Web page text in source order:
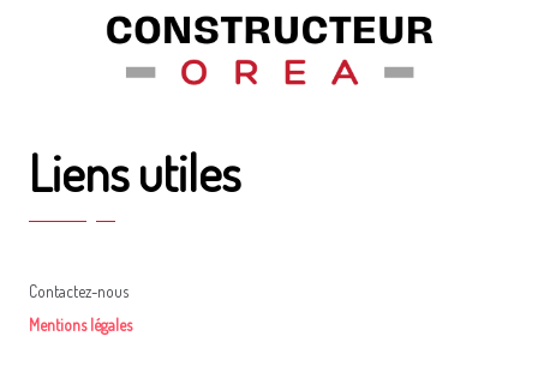
Liens utiles
Contactez-nous
Mentions légales